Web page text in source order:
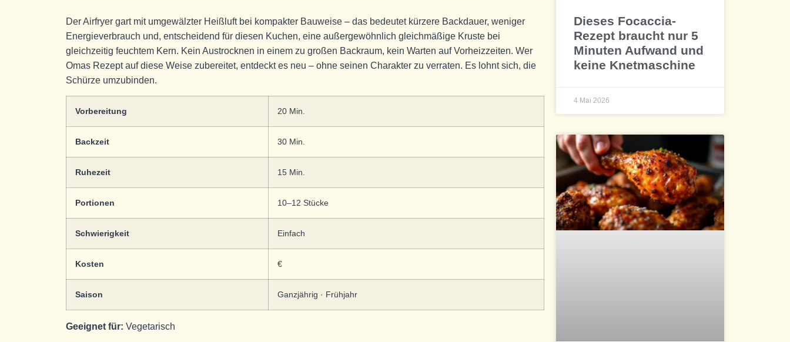
Dieses Focaccia-
Rezept braucht nur 5
Minuten Aufwand und
keine Knetmaschine
4 Mai 2026
Der Airfryer gart mit umgewälzter Heißluft bei kompakter Bauweise – das bedeutet kürzere Backdauer, weniger
Energieverbrauch und, entscheidend für diesen Kuchen, eine außergewöhnlich gleichmäßige Kruste bei
gleichzeitig feuchtem Kern. Kein Austrocknen in einem zu großen Backraum, kein Warten auf Vorheizzeiten. Wer
Omas Rezept auf diese Weise zubereitet, entdeckt es neu – ohne seinen Charakter zu verraten. Es lohnt sich, die
Schürze umzubinden.
Vorbereitung 20 Min.
Backzeit 30 Min.
Ruhezeit 15 Min.
Portionen 10–12 Stücke
Schwierigkeit Einfach
Kosten €
Saison Ganzjährig · Frühjahr
Geeignet für: Vegetarisch